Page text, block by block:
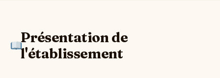
Présentation de
l'établissement